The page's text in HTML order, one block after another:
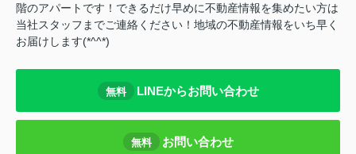
階のアパートです！できるだけ早めに不動産情報を集めたい方は
当社スタッフまでご連絡ください！地域の不動産情報をいち早く
お届けします(*^^*)
無料 LINEからお問い合わせ
無料 お問い合わせ